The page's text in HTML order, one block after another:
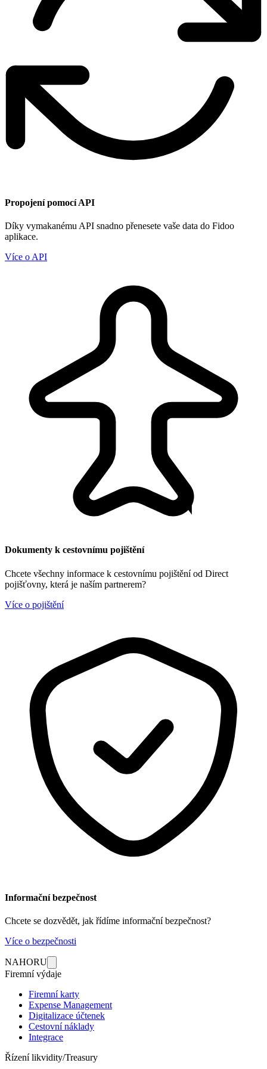
Propojení pomocí API
Díky vymakanému API snadno přenesete vaše data do Fidoo
aplikace.
Více o API
Dokumenty k cestovnímu pojištění
Chcete všechny informace k cestovnímu pojištění od Direct
pojišťovny, která je naším partnerem?
Více o pojištění
Informační bezpečnost
Chcete se dozvědět, jak řídíme informační bezpečnost?
Více o bezpečnosti
NAHORU
Firemní výdaje
Firemní karty
Expense Management
Digitalizace účtenek
Cestovní náklady
Integrace
Řízení likvidity/Treasury